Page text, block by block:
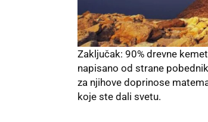
Zaključak: 90% drevne
napisano od strane
za njihove doprinose
koje ste dali svetu.